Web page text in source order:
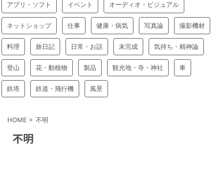
アプリ・ソフト イベント オーディオ・ビジュアル
ネットショップ 仕事 健康・病気 写真論 撮影機材
料理 旅日記 日常・お話 未完成 気持ち・精神論
登山 花・動植物 製品 観光地・寺・神社 車
鉄塔 鉄道・飛行機 風景
HOME > 不明
不明